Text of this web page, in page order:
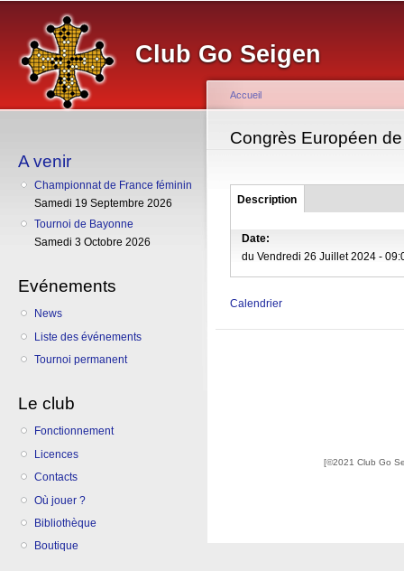
Club Go Seigen
A venir
Championnat de France féminin
Samedi 19 Septembre 2026
Tournoi de Bayonne
Samedi 3 Octobre 2026
Evénements
News
Liste des événements
Tournoi permanent
Le club
Fonctionnement
Licences
Contacts
Où jouer ?
Bibliothèque
Boutique
Vous êtes ici
Accueil
Congrès Européen
Groupe
Description
Date:
duVendredi 26 Juillet 2024 -
Calendrier
[©2021 Club Go